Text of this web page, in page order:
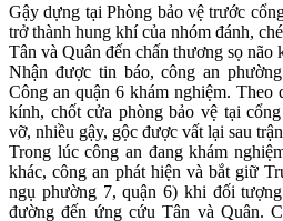
Gậy dựng tại Phòng bảo vệ trước
trở thành hung khí của nhóm đánh,
Tân và Quân đến chấn thương sọ
Nhận được tin báo, công an
Công an quận 6 khám nghiệm. Theo
kính, chốt cửa phòng bảo vệ tại
vỡ, nhiều gậy, gộc được vất lại sau
Trong lúc công an đang khám
khác, công an phát hiện và bắt giữ
ngụ phường 7, quận 6) khi đối
đường đến ứng cứu Tân và Quân.